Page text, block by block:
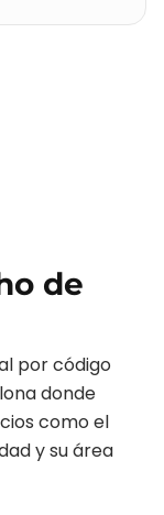
de
por código
donde
como el
y su área